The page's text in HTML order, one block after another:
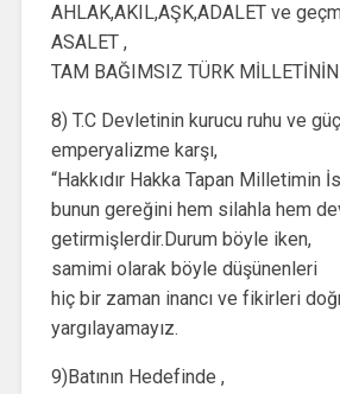
AHLAK,AKIL,AŞK,ADALET ve
ASALET ,
TAM BAĞIMSIZ TÜRK
8) T.C Devletinin kurucu ruhu ve
emperyalizme karşı,
“Hakkıdır Hakka Tapan Milletimin
bunun gereğini hem silahla hem
getirmişlerdir.Durum böyle iken,
samimi olarak böyle düşünenleri
hiç bir zaman inancı ve fikirleri
yargılayamayız.
9)Batının Hedefinde ,